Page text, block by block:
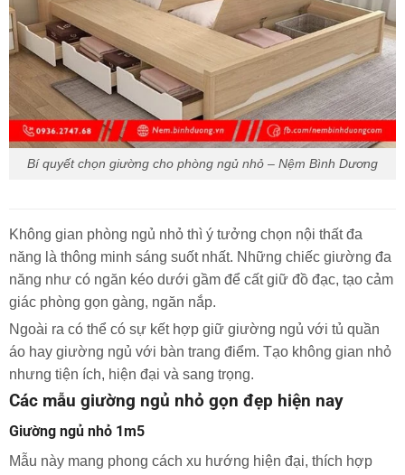
Bí quyết chọn giường cho phòng ngủ nhỏ – Nệm Bình Dương
Không gian phòng ngủ nhỏ thì ý tưởng chọn nội thất đa
năng là thông minh sáng suốt nhất. Những chiếc giường đa
năng như có ngăn kéo dưới gầm để cất giữ đồ đạc, tạo cảm
giác phòng gọn gàng, ngăn nắp.
Ngoài ra có thể có sự kết hợp giữ giường ngủ với tủ quần
áo hay giường ngủ với bàn trang điểm. Tạo không gian nhỏ
nhưng tiện ích, hiện đại và sang trọng.
Các mẫu giường ngủ nhỏ gọn đẹp hiện nay
Giường ngủ nhỏ 1m5
Mẫu này mang phong cách xu hướng hiện đại, thích hợp